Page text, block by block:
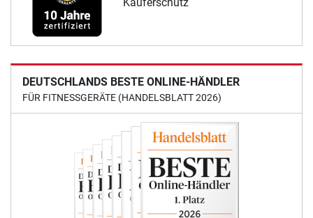
DEUTSCHLANDS BESTE ONLINE-HÄNDLER
FÜR FITNESSGERÄTE (HANDELSBLATT 2026)